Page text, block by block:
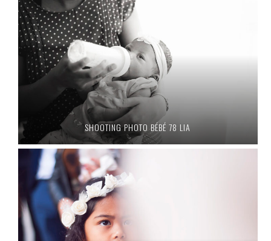
SHOOTING PHOTO BÉBÉ 78 LIA